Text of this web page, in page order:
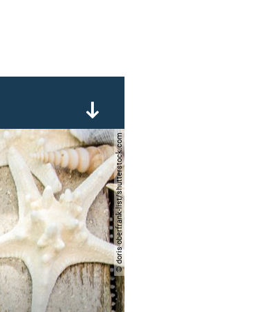
© doris oberfrank-list/shutterstock.com